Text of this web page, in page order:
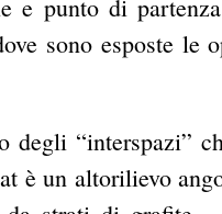
e punto di
sono esposte le
degli “interspazi”
è un altorilievo